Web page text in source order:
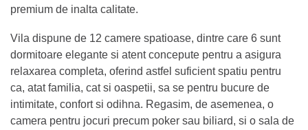
premium de inalta calitate.
Vila dispune de 12 camere spatioase, dintre care 6 sunt
dormitoare elegante si atent concepute pentru a asigura
relaxarea completa, oferind astfel suficient spatiu pentru
ca, atat familia, cat si oaspetii, sa se pentru bucure de
intimitate, confort si odihna. Regasim, de asemenea, o
camera pentru jocuri precum poker sau biliard, si o sala de